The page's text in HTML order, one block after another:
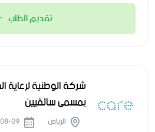
تقديم الطلب
شركة الوطنية لرعاية
بمسمى سائقيين
الرياض